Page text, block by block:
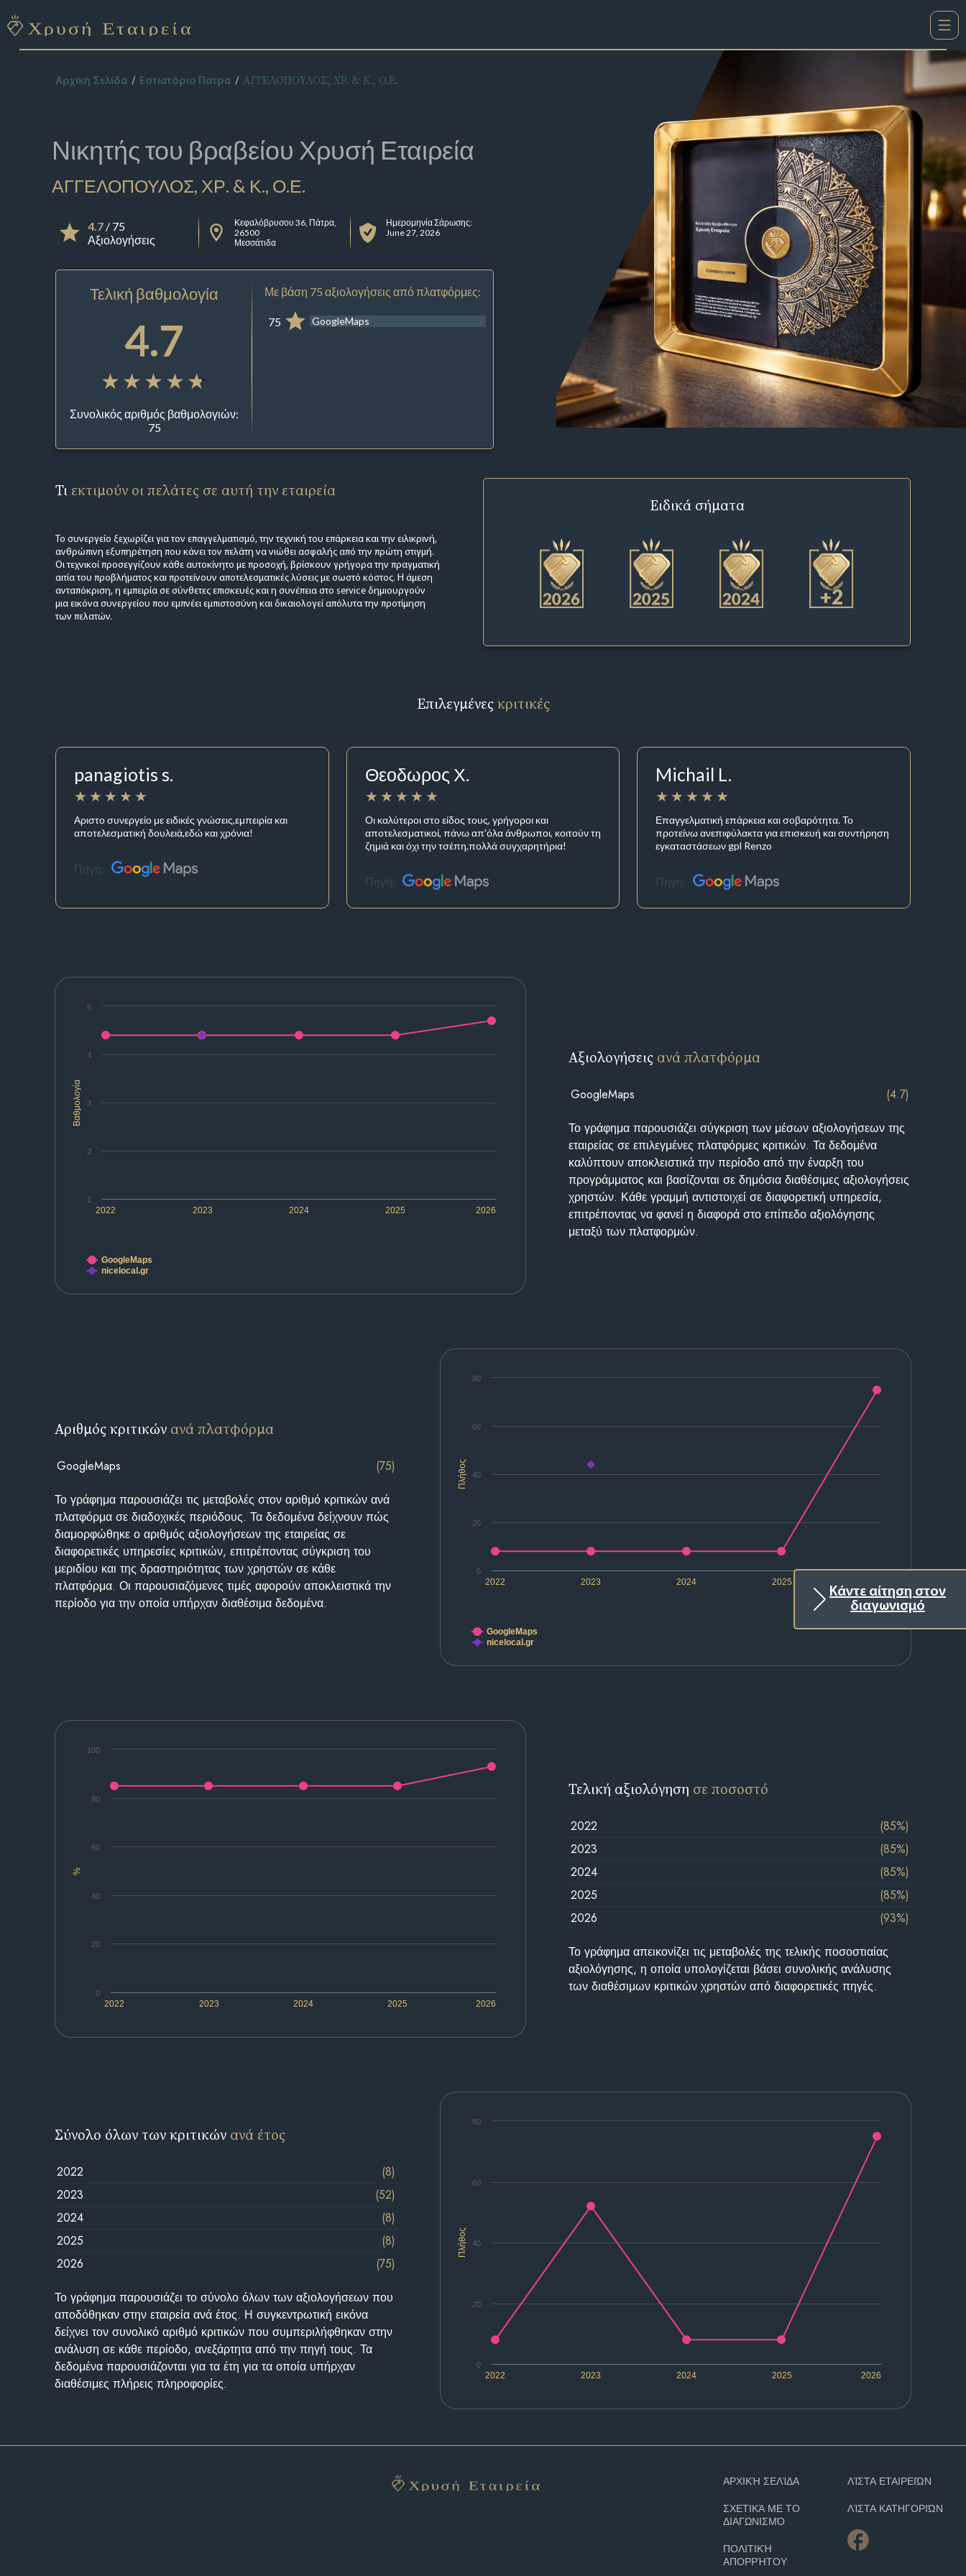
Κάντε αίτηση στον
διαγωνισμό
Αρχική Σελίδα Εστιατόριο Πατρα ΑΓΓΕΛΟΠΟΥΛΟΣ, ΧΡ. & Κ., Ο.Ε.
Νικητής του βραβείου Χρυσή Εταιρεία
ΑΓΓΕΛΟΠΟΥΛΟΣ, ΧΡ. & Κ., Ο.Ε.
4.7/ 75
Αξιολογήσεις
Κεφαλόβρυσου 36, Πάτρα,
26500
Μεσσάτιδα
Ημερομηνία Σάρωσης:
June 27, 2026
Τελική βαθμολογία
4.7
Συνολικός αριθμός βαθμολογιών:
75
Με βάση 75 αξιολογήσεις από πλατφόρμες:
75 GoogleMaps
Τι εκτιμούν οι πελάτες σε αυτή την εταιρεία
Το συνεργείο ξεχωρίζει για τον επαγγελματισμό, την τεχνική του επάρκεια και την ειλικρινή,
ανθρώπινη εξυπηρέτηση που κάνει τον πελάτη να νιώθει ασφαλής από την πρώτη στιγμή.
Οι τεχνικοί προσεγγίζουν κάθε αυτοκίνητο με προσοχή, βρίσκουν γρήγορα την πραγματική
αιτία του προβλήματος και προτείνουν αποτελεσματικές λύσεις με σωστό κόστος. Η άμεση
ανταπόκριση, η εμπειρία σε σύνθετες επισκευές και η συνέπεια στο service δημιουργούν
μια εικόνα συνεργείου που εμπνέει εμπιστοσύνη και δικαιολογεί απόλυτα την προτίμηση
των πελατών.
Ειδικά σήματα
+2
Επιλεγμένεςκριτικές
panagiotis s.
Αριστο συνεργείο με ειδικές γνώσεις,εμπειρία και
αποτελεσματική δουλειά,εδώ και χρόνια!
Πηγή:
Θεοδωρος Χ.
Οι καλύτεροι στο είδος τους, γρήγοροι και
αποτελεσματικοί, πάνω απ'όλα άνθρωποι, κοιτούν τη
ζημιά και όχι την τσέπη,πολλά συγχαρητήρια!
Πηγή:
Michail L.
Επαγγελματική επάρκεια και σοβαρότητα. Το
προτείνω ανεπιφύλακτα για επισκευή και συντήρηση
εγκαταστάσεων gpl Renzo
Πηγή:
Βαθμολογία
2022 2023 2024 2025 2026
1
2
3
4
5
GoogleMaps
nicelocal.gr
Αξιολογήσεις ανά πλατφόρμα
GoogleMaps (4.7)
Το γράφημα παρουσιάζει σύγκριση των μέσων αξιολογήσεων της
εταιρείας σε επιλεγμένες πλατφόρμες κριτικών. Τα δεδομένα
καλύπτουν αποκλειστικά την περίοδο από την έναρξη του
προγράμματος και βασίζονται σε δημόσια διαθέσιμες αξιολογήσεις
χρηστών. Κάθε γραμμή αντιστοιχεί σε διαφορετική υπηρεσία,
επιτρέποντας να φανεί η διαφορά στο επίπεδο αξιολόγησης
μεταξύ των πλατφορμών.
Πλήθος
2022 2023 2024 2025
0
20
40
60
80
GoogleMaps
nicelocal.gr
Αριθμός κριτικών ανά πλατφόρμα
GoogleMaps (75)
Το γράφημα παρουσιάζει τις μεταβολές στον αριθμό κριτικών ανά
πλατφόρμα σε διαδοχικές περιόδους. Τα δεδομένα δείχνουν πώς
διαμορφώθηκε ο αριθμός αξιολογήσεων της εταιρείας σε
διαφορετικές υπηρεσίες κριτικών, επιτρέποντας σύγκριση του
μεριδίου και της δραστηριότητας των χρηστών σε κάθε
πλατφόρμα. Οι παρουσιαζόμενες τιμές αφορούν αποκλειστικά την
περίοδο για την οποία υπήρχαν διαθέσιμα δεδομένα.
%
2022 2023 2024 2025 2026
0
20
40
60
80
100
Τελική αξιολόγηση σε ποσοστό
2022
(85%)
2023
(85%)
2024
(85%)
2025
(85%)
2026
(93%)
Το γράφημα απεικονίζει τις μεταβολές της τελικής ποσοστιαίας
αξιολόγησης, η οποία υπολογίζεται βάσει συνολικής ανάλυσης
των διαθέσιμων κριτικών χρηστών από διαφορετικές πηγές.
Πλήθος
2022 2023 2024 2025 2026
0
20
40
60
80
Σύνολο όλων των κριτικών ανά έτος
2022
(8)
2023
(52)
2024
(8)
2025
(8)
2026
(75)
Το γράφημα παρουσιάζει το σύνολο όλων των αξιολογήσεων που
αποδόθηκαν στην εταιρεία ανά έτος. Η συγκεντρωτική εικόνα
δείχνει τον συνολικό αριθμό κριτικών που συμπεριλήφθηκαν στην
ανάλυση σε κάθε περίοδο, ανεξάρτητα από την πηγή τους. Τα
δεδομένα παρουσιάζονται για τα έτη για τα οποία υπήρχαν
διαθέσιμες πλήρεις πληροφορίες.
ΑΡΧΙΚΉ ΣΕΛΊΔΑ
ΣΧΕΤΙΚΆ ΜΕ ΤΟ
ΔΙΑΓΩΝΙΣΜΌ
ΠΟΛΙΤΙΚΉ
ΑΠΟΡΡΉΤΟΥ
ΛΊΣΤΑ ΕΤΑΙΡΕΙΏΝ
ΛΊΣΤΑ ΚΑΤΗΓΟΡΙΏΝ